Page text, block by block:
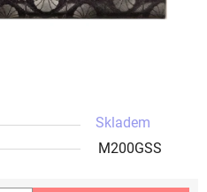
Skladem
M200GSS